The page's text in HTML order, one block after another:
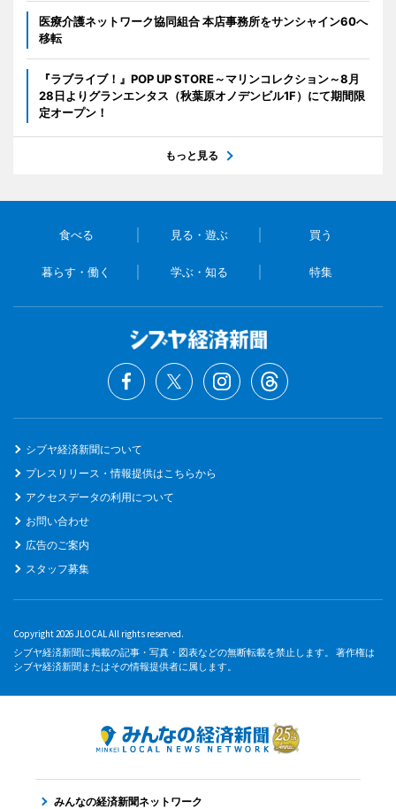
医療介護ネットワーク協同組合 本店事務所をサンシャイン60へ
移転
『ラブライブ！』POP UP STORE～マリンコレクション～8月
28日よりグランエンタス（秋葉原オノデンビル1F）にて期間限
定オープン！
もっと見る
食べる 見る・遊ぶ 買う
暮らす・働く 学ぶ・知る 特集
シブヤ経済新聞について
プレスリリース・情報提供はこちらから
アクセスデータの利用について
お問い合わせ
広告のご案内
スタッフ募集
Copyright 2026 JLOCAL All rights reserved.
シブヤ経済新聞に掲載の記事・写真・図表などの無断転載を禁止します。 著作権は
シブヤ経済新聞またはその情報提供者に属します。
みんなの経済新聞ネットワーク